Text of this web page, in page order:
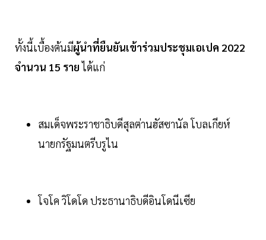
ทั้งนี้เบื้องต้นมีผู้นำที่ยืนยันเข้าร่วมประชุมเอเปค 2022
จำนวน 15 รายได้แก่
สมเด็จพระราชาธิบดีสุลต่านฮัสซานัล โบลเกียห์
นายกรัฐมนตรีบรูไน
โจโค วิโดโด ประธานาธิบดีอินโดนีเซีย